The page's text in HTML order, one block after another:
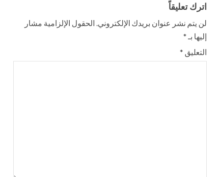
اترك تعليقاً
لن يتم نشر عنوان بريدك الإلكتروني. الحقول الإلزامية مشار
إليها بـ *
التعليق *